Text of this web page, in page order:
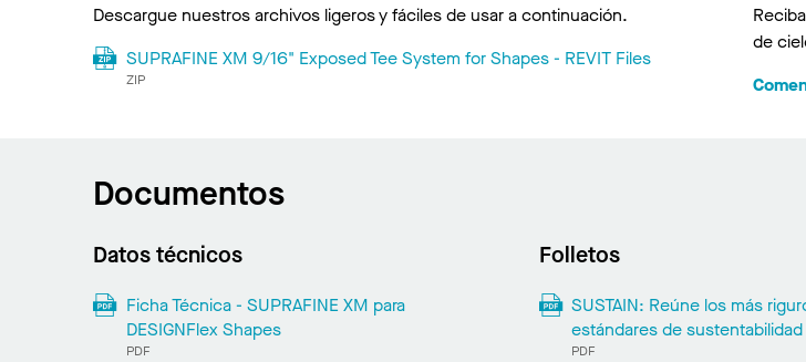
Descargue nuestros archivos ligeros y fáciles de usar a continuación.
SUPRAFINE XM 9/16" Exposed Tee System for Shapes - REVIT Files
ZIP
de
Documentos
Datos técnicos
Ficha Técnica - SUPRAFINE XM para
DESIGNFlex Shapes
PDF
Folletos
SUSTAIN: Reúne los más
estándares de sustentabilidad
PDF